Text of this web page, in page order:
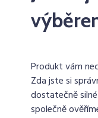
Produkt vám
Zda jste si
dostatečně
společně